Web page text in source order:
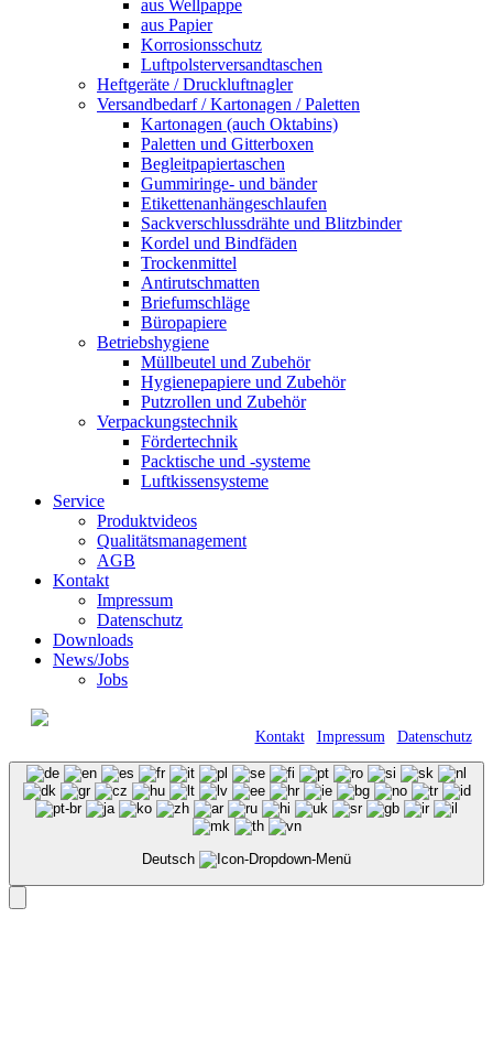
aus Wellpappe
aus Papier
Korrosionsschutz
Luftpolsterversandtaschen
Heftgeräte / Druckluftnagler
Versandbedarf / Kartonagen / Paletten
Kartonagen (auch Oktabins)
Paletten und Gitterboxen
Begleitpapiertaschen
Gummiringe- und bänder
Etikettenanhängeschlaufen
Sackverschlussdrähte und Blitzbinder
Kordel und Bindfäden
Trockenmittel
Antirutschmatten
Briefumschläge
Büropapiere
Betriebshygiene
Müllbeutel und Zubehör
Hygienepapiere und Zubehör
Putzrollen und Zubehör
Verpackungstechnik
Fördertechnik
Packtische und -systeme
Luftkissensysteme
Service
Produktvideos
Qualitätsmanagement
AGB
Kontakt
Impressum
Datenschutz
Downloads
News/Jobs
Jobs
Kontakt| Impressum Datenschutz
Deutsch